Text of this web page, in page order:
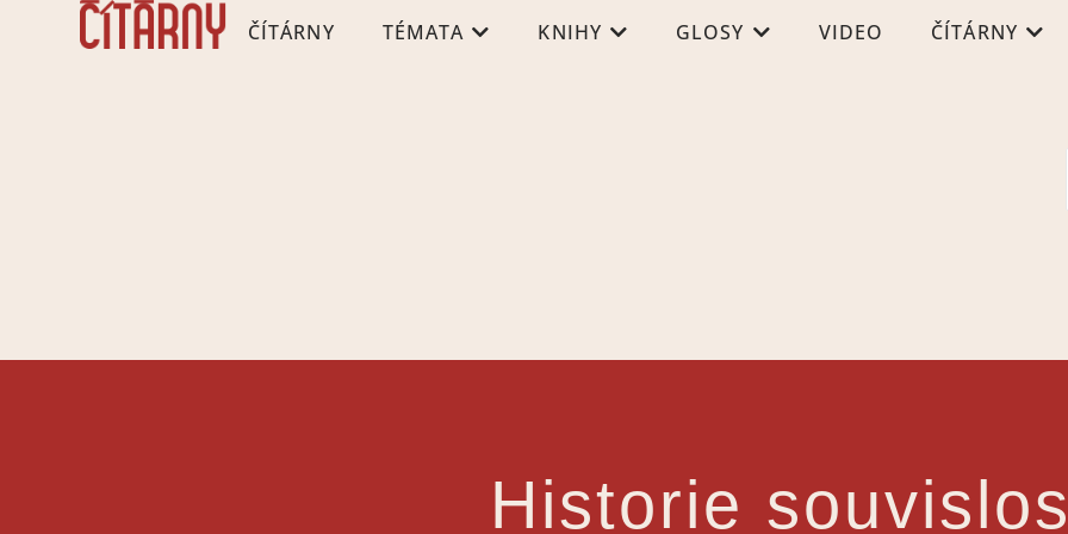
ČÍTÁRNY TÉMATA KNIHY GLOSY VIDEO ČÍTÁRNY
Historie